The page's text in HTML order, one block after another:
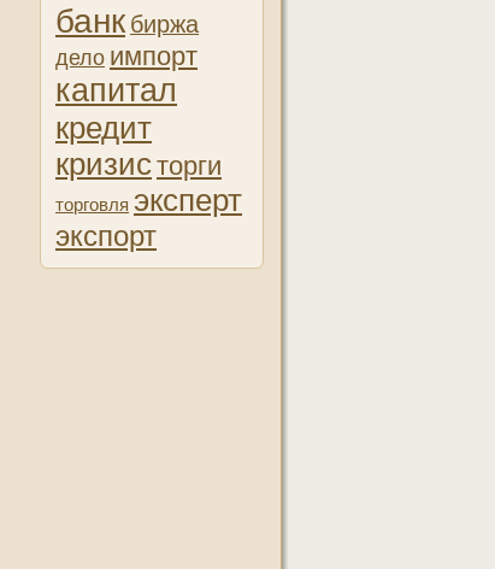
банк биржа
дело импорт
капитал
кредит
кризисторги
торговля эксперт
экспорт